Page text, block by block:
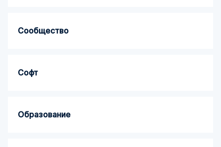
Сообщество
Софт
Образование